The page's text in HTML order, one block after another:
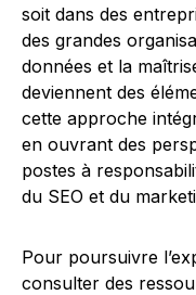
soit dans des
des grandes
données et la
deviennent des
cette approche
en ouvrant des
postes à
du SEO et du
Pour poursuivre
consulter des